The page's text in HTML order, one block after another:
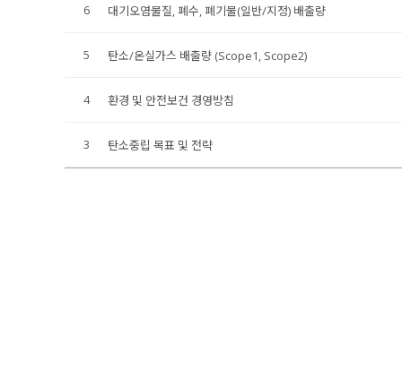
6 대기오염물질, 폐수, 폐기물(일반/지정) 배출량
5 탄소/온실가스 배출량 (Scope1, Scope2)
4 환경 및 안전보건 경영방침
3 탄소중립 목표 및 전략